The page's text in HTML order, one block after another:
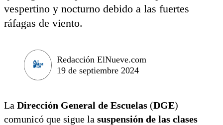
vespertino y nocturno debido a las fuertes
ráfagas de viento.
Redacción ElNueve.com
19 de septiembre 2024
La Dirección General de Escuelas (DGE)
comunicó que sigue la suspensión de las clases